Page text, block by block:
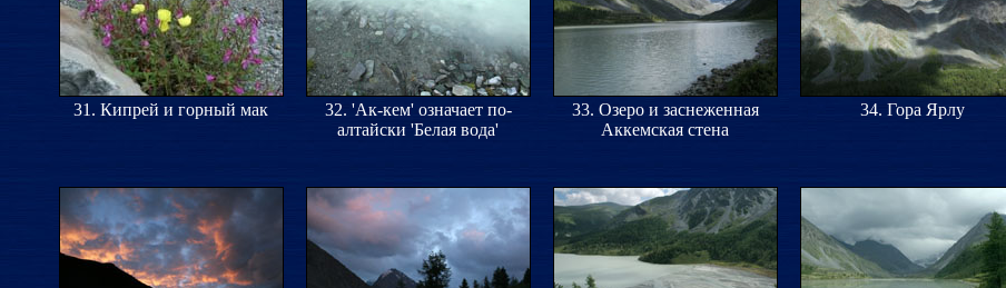
31. Кипрей и горный мак
32. 'Ак-кем' означает по-
алтайски 'Белая вода'
33. Озеро и заснеженная
Аккемская стена
34. Гора Ярлу